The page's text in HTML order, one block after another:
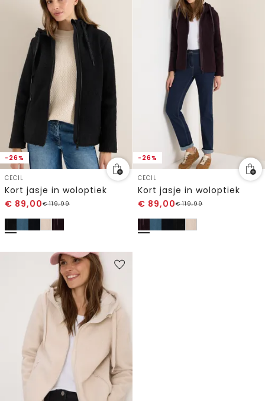
-26%
CECIL
Kort jasje in woloptiek
€ 89,00€119,99
-26%
CECIL
Kort jasje in woloptiek
€ 89,00€119,99